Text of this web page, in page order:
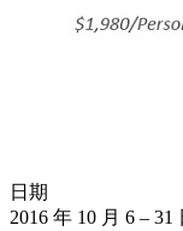
日期
2016 年 10 月 6 –